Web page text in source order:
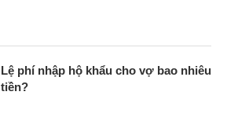
Lệ phí nhập hộ khẩu cho vợ bao nhiêu
tiền?